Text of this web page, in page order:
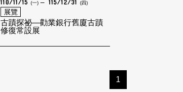
110/11/15 (一) 115/12/31 (四)
展覽
古蹟探祕—勸業銀行舊廈古蹟
修復常設展
1